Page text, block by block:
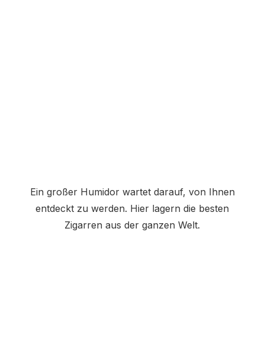
Ein großer Humidor wartet darauf, von Ihnen
entdeckt zu werden. Hier lagern die besten
Zigarren aus der ganzen Welt.